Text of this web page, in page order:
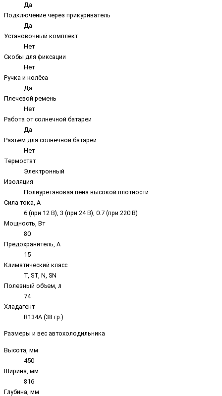
Да
Подключение через прикуриватель
Да
Установочный комплект
Нет
Скобы для фиксации
Нет
Ручка и колёса
Да
Плечевой ремень
Нет
Работа от солнечной батареи
Да
Разъём для солнечной батареи
Нет
Термостат
Электронный
Изоляция
Полиуретановая пена высокой плотности
Сила тока, А
6 (при 12 В), 3 (при 24 В), 0.7 (при 220 В)
Мощность, Вт
80
Предохранитель, А
15
Климатический класс
T, ST, N, SN
Полезный объем, л
74
Хладагент
R134A (38 гр.)
Размеры и вес автохолодильника
Высота, мм
450
Ширина, мм
816
Глубина, мм